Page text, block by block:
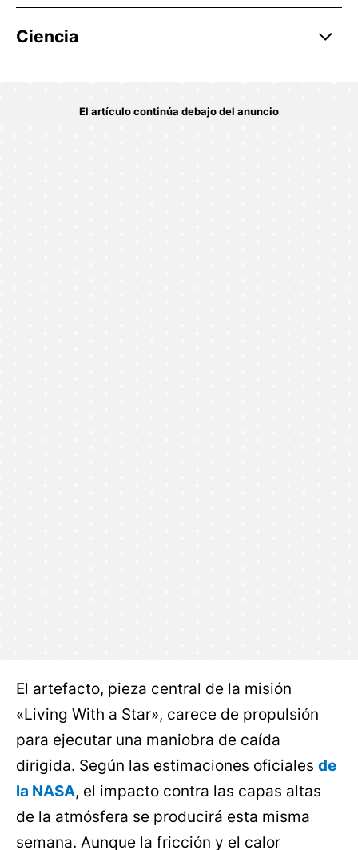
Ciencia
El artefacto, pieza central de la misión
«Living With a Star», carece de propulsión
para ejecutar una maniobra de caída
dirigida. Según las estimaciones oficiales de
la NASA, el impacto contra las capas altas
de la atmósfera se producirá esta misma
semana. Aunque la fricción y el calor